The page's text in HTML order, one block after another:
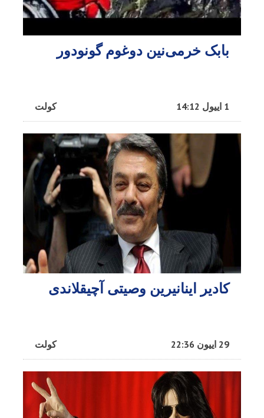
بابک خرمی‌نین دوغوم گونودور
کولت 1 اییول 14:12
کادیر اینانیرین وصیتی آچیقلاندی
کولت 29 اییون 22:36